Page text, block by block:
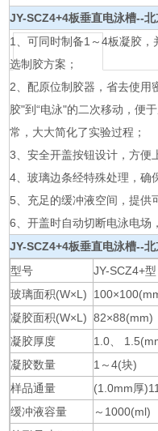
JY-SCZ4+4板垂直电泳槽--
1、可同时制备1～4板凝胶，
选制胶方案；
2、配原位制胶器，省去使用
胶"到“电泳"的二次移动，便
常，大大简化了实验过程；
3、安全开盖按钮设计，方便
4、玻璃边条经特殊处理，确
5、充足的缓冲液空间，提供
6、开盖时自动切断电泳电场
JY-SCZ4+4板垂直电泳槽--
型号
JY-SCZ4+型
玻璃面积(W×L)
凝胶面积(W×L) 82×88(mm)
凝胶厚度
1.0、
凝胶数量
1～4(块)
样品通量
(1.0mm厚
缓冲液容量
～1000(ml)